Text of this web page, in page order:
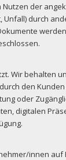
der
durch
Wir behalten
den
oder
digitalen
innen